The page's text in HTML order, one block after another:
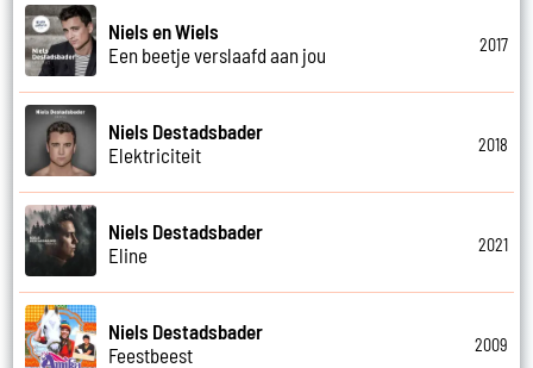
Niels en Wiels
Een beetje verslaafd aan jou
2017
Niels Destadsbader
Elektriciteit
2018
Niels Destadsbader
Eline
2021
Niels Destadsbader
Feestbeest
2009